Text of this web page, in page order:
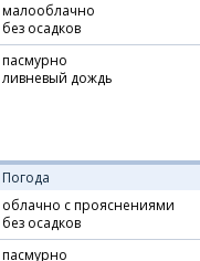
малооблачно
без осадков
пасмурно
ливневый дождь
Погода
облачно с прояснениями
без осадков
пасмурно